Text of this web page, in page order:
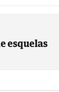
esquelas